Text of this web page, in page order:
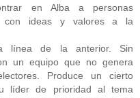
en Alba a personas
con ideas y valores a la
línea de la anterior. Sin
un equipo que no genera
Produce un cierto
líder de prioridad al tema